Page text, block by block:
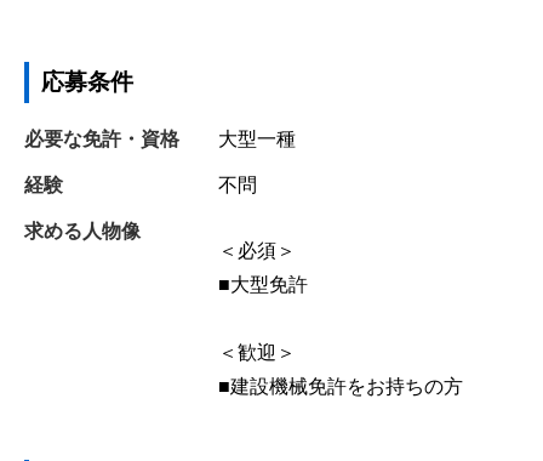
応募条件
必要な免許・資格 大型一種
経験 不問
求める人物像
＜必須＞
■大型免許
＜歓迎＞
■建設機械免許をお持ちの方